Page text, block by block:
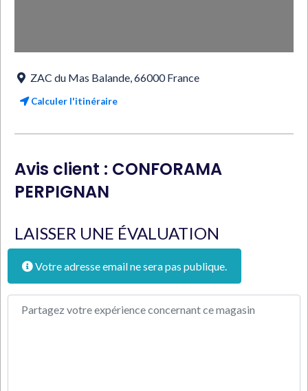
ZAC du Mas Balande,66000 France
Calculer l'itinéraire
Avis client : CONFORAMA
PERPIGNAN
LAISSER UNE ÉVALUATION
Votre adresse email ne sera pas publique.